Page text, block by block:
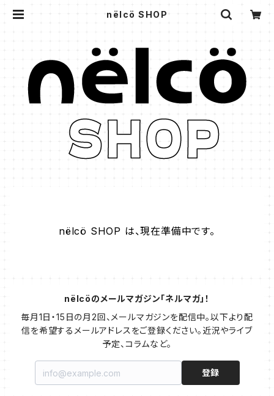
nëlcö SHOP
nëlcö SHOP は、現在準備中です。
nëlcöのメールマガジン「ネルマガ」！
毎月1日・15日の月2回、メールマガジンを配信中。以下より配
信を希望するメールアドレスをご登録ください。近況やライブ
予定、コラムなど。
登録